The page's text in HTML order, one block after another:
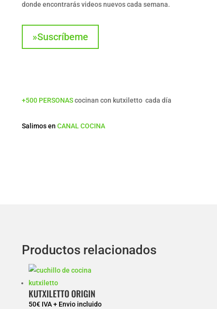
donde encontrarás videos nuevos cada semana.
»Suscríbeme
+500 PERSONAScocinan con kutxiletto cada día
Salimos en CANAL COCINA
Productos relacionados
KUTXILETTO ORIGIN
50€ IVA + Envio incluido